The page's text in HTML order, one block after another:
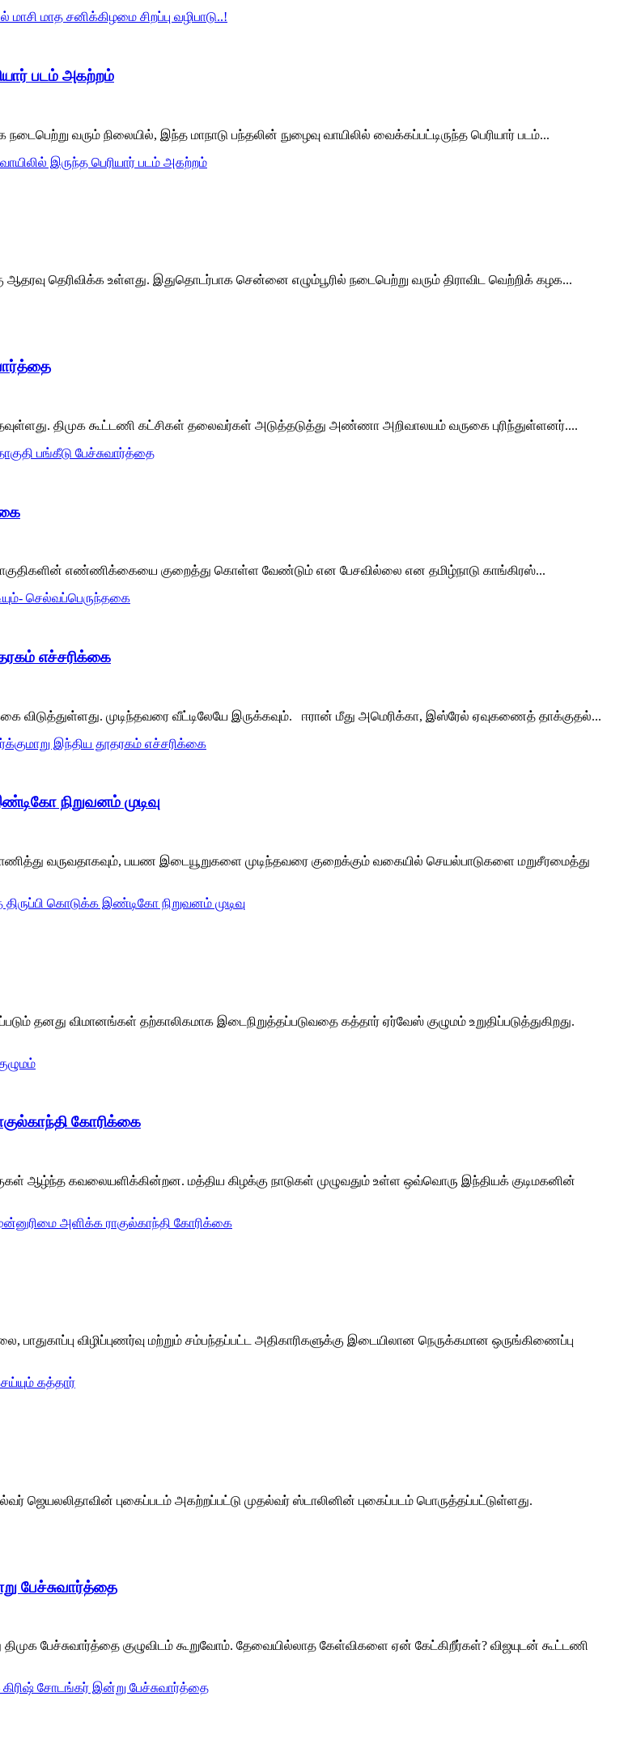
மாத சனிக்கிழமை சிறப்பு வழிபாடு..!
படம் அகற்றம்
வரும் நிலையில், இந்த மாநாடு பந்தலின் நுழைவு வாயிலில் வைக்கப்பட்டிருந்த பெரியார் படம்...
இருந்த பெரியார் படம் அகற்றம்
தெரிவிக்க உள்ளது. இதுதொடர்பாக சென்னை எழும்பூரில் நடைபெற்று வரும் திராவிட வெற்றிக் கழக...
திமுக கூட்டணி கட்சிகள் தலைவர்கள் அடுத்தடுத்து அண்ணா அறிவாலயம் வருகை புரிந்துள்ளனர்....
பங்கீடு பேச்சுவார்த்தை
தொகுதிகளின் எண்ணிக்கையை குறைத்து கொள்ள வேண்டும் என பேசவில்லை என தமிழ்நாடு காங்கிரஸ்...
செல்வப்பெருந்தகை
எச்சரிக்கை
விடுத்துள்ளது. முடிந்தவரை வீட்டிலேயே இருக்கவும். ஈரான் மீது அமெரிக்கா, இஸ்ரேல் ஏவுகணைத் தாக்குதல்...
இந்திய தூதரகம் எச்சரிக்கை
நிறுவனம் முடிவு
வருவதாகவும், பயண இடையூறுகளை முடிந்தவரை குறைக்கும் வகையில் செயல்பாடுகளை மறுசீரமைத்து
கொடுக்க இண்டிகோ நிறுவனம் முடிவு
தனது விமானங்கள் தற்காலிகமாக இடைநிறுத்தப்படுவதை கத்தார் ஏர்வேஸ் குழுமம் உறுதிப்படுத்துகிறது.
கோரிக்கை
ஆழ்ந்த கவலையளிக்கின்றன. மத்திய கிழக்கு நாடுகள் முழுவதும் உள்ள ஒவ்வொரு இந்தியக் குடிமகனின்
அளிக்க ராகுல்காந்தி கோரிக்கை
பாதுகாப்பு விழிப்புணர்வு மற்றும் சம்பந்தப்பட்ட அதிகாரிகளுக்கு இடையிலான நெருக்கமான ஒருங்கிணைப்பு
கத்தார்
புகைப்படம் அகற்றப்பட்டு முதல்வர் ஸ்டாலினின் புகைப்படம் பொருத்தப்பட்டுள்ளது.
பேச்சுவார்த்தை
பேச்சுவார்த்தை குழுவிடம் கூறுவோம். தேவையில்லாத கேள்விகளை ஏன் கேட்கிறீர்கள்? விஜயுடன் கூட்டணி
கிரிஷ் சோடங்கர் இன்று பேச்சுவார்த்தை